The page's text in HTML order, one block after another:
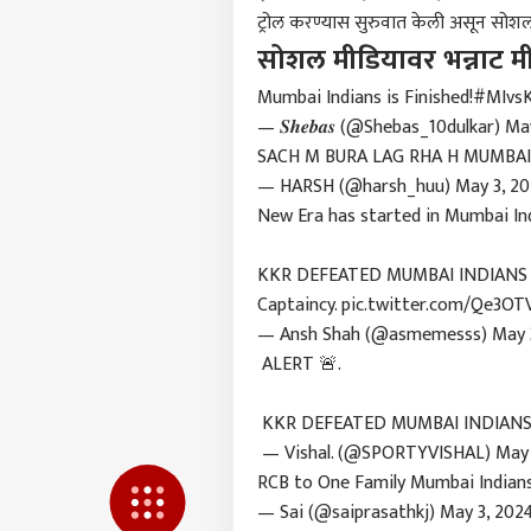
ट्रोल करण्यास सुरुवात केली असून
सोशल मीडियावर भन्नाट
Mumbai Indians is Finished!
— 𝑺𝒉𝒆𝒃𝒂𝒔 (@Shebas_10dulkar)
SACH M BURA LAG RHA H
— HARSH (@harsh_huu) May 3,
New Era has started in Mumbai
KKR DEFEATED MUMBAI
Captaincy.pic.twitter.com/
— Ansh Shah (@asmemesss) May
ALERT 🚨.
KKR DEFEATED MUMBAI
— Vishal. (@SPORTYVISHAL)
RCB to One Family Mumbai
— Sai (@saiprasathkj) May 3,
आमच्यासोबत जाहिरात करा
प्रायव्हसी पॉलिसी
संपर्क साधा
करिअर
फीडबॅक
आमच्याबद्दल
पुणे
'MH